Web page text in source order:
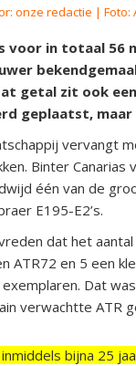
onze redactie | Foto:
voor in totaal 56
getal zit ook
geplaatst,
vervangt
Binter Canarias
één van de
E195-E2’s.
dat het
ATR72 en 5 een
Dat
verwachtte ATR
bijna 25